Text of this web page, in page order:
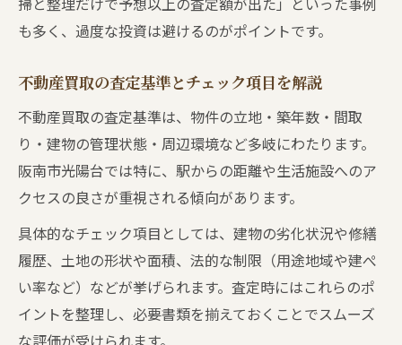
も多く、過度な投資は避けるのがポイントです。
不動産買取の査定基準とチェック項目を解説
不動産買取の査定基準は、物件の立地・築年数・間取
り・建物の管理状態・周辺環境など多岐にわたります。
阪南市光陽台では特に、駅からの距離や生活施設へのア
クセスの良さが重視される傾向があります。
具体的なチェック項目としては、建物の劣化状況や修繕
履歴、土地の形状や面積、法的な制限（用途地域や建ぺ
い率など）などが挙げられます。査定時にはこれらのポ
イントを整理し、必要書類を揃えておくことでスムーズ